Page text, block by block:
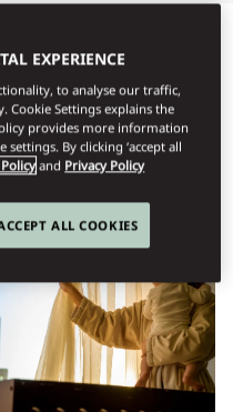
Ευεξία
EXPERIENCE
to analyse our traffic,
Cookie Settings explains the
provides more information
By clicking ‘accept all
and Privacy Policy
ALL COOKIES